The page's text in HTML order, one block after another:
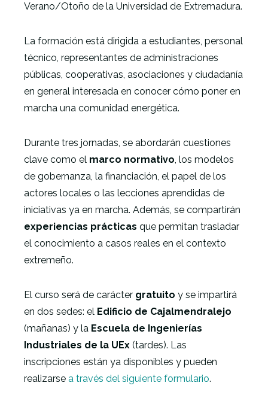
Verano/Otoño de la Universidad de Extremadura.
La formación está dirigida a estudiantes, personal
técnico, representantes de administraciones
públicas, cooperativas, asociaciones y ciudadanía
en general interesada en conocer cómo poner en
marcha una comunidad energética.
Durante tres jornadas, se abordarán cuestiones
clave como el marco normativo, los modelos
de gobernanza, la financiación, el papel de los
actores locales o las lecciones aprendidas de
iniciativas ya en marcha. Además, se compartirán
experiencias prácticas que permitan trasladar
el conocimiento a casos reales en el contexto
extremeño.
El curso será de carácter gratuito y se impartirá
en dos sedes: el Edificio de Cajalmendralejo
(mañanas) y la Escuela de Ingenierías
Industriales de la UEx (tardes). Las
inscripciones están ya disponibles y pueden
realizarse a través del siguiente formulario.